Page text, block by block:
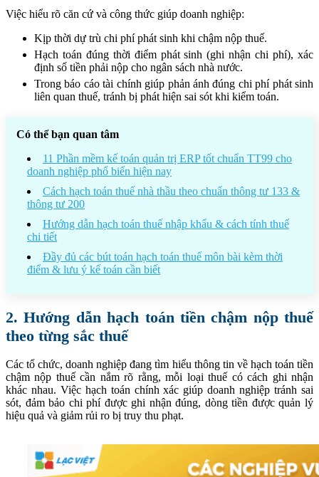
Việc hiểu rõ căn cứ và công thức giúp doanh nghiệp:
Kịp thời dự trù chi phí phát sinh khi chậm nộp thuế.
Hạch toán đúng thời điểm phát sinh (ghi nhận chi phí), xác
định số tiền phải nộp cho ngân sách nhà nước.
Trong báo cáo tài chính giúp phản ánh đúng chi phí phát sinh
liên quan thuế, tránh bị phát hiện sai sót khi kiểm toán.
Có thể bạn quan tâm
11 Phần mềm kế toán quản trị ERP tốt chuẩn TT99 cho
doanh nghiệp phổ biến hiện nay
Cách hạch toán thuế nhà thầu theo chuẩn thông tư 133 &
thông tư 200
Hướng dẫn hạch toán thuế nhập khẩu & cách tính thuế
chi tiết
Đầy đủ các bút toán hạch toán thuế môn bài kèm thời
điểm & lưu ý kế toán cần biết
2. Hướng dẫn hạch toán tiền chậm nộp thuế
theo từng sắc thuế
Các tổ chức, doanh nghiệp đang tìm hiểu thông tin về hạch toán tiền
chậm nộp thuế cần nắm rõ rằng, mỗi loại thuế có cách ghi nhận
khác nhau. Việc hạch toán chính xác giúp doanh nghiệp tránh sai
sót, đảm bảo chi phí được ghi nhận đúng, dòng tiền được quản lý
hiệu quả và giảm rủi ro bị truy thu phạt.